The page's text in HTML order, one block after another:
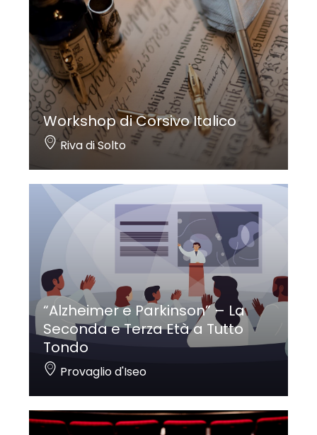
Workshop di Corsivo Italico
Riva di Solto
“Alzheimer e Parkinson” – La
Seconda e Terza Età a Tutto
Tondo
Provaglio d'Iseo